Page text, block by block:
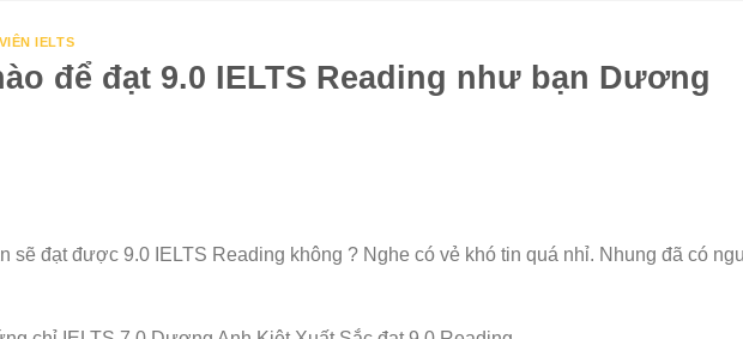
IELTS
để đạt 9.0 IELTS Reading như bạn Dương
sẽ đạt được 9.0 IELTS Reading không ? Nghe có vẻ khó tin quá nhỉ. Nhung đã có